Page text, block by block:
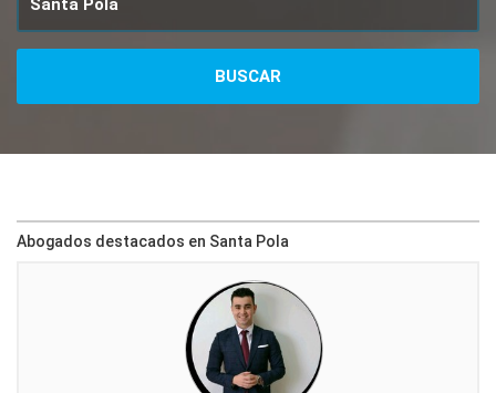
Abogados destacados en Santa Pola